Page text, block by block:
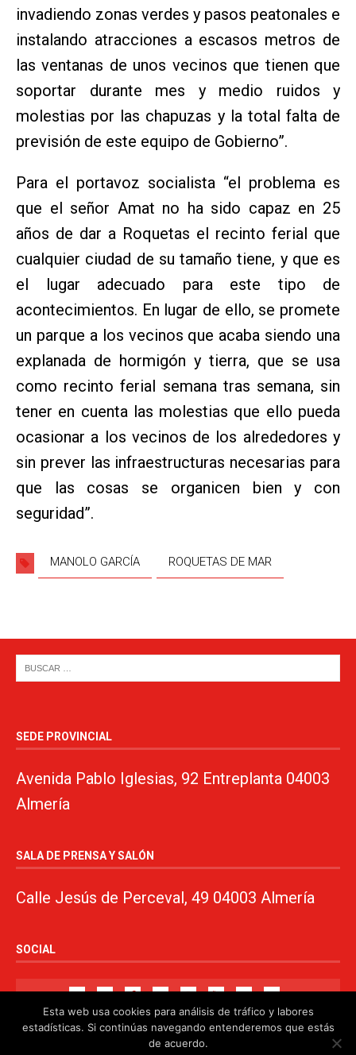
invadiendo zonas verdes y pasos peatonales e
instalando atracciones a escasos metros de
las ventanas de unos vecinos que tienen que
soportar durante mes y medio ruidos y
molestias por las chapuzas y la total falta de
previsión de este equipo de Gobierno”.
Para el portavoz socialista “el problema es
que el señor Amat no ha sido capaz en 25
años de dar a Roquetas el recinto ferial que
cualquier ciudad de su tamaño tiene, y que es
el lugar adecuado para este tipo de
acontecimientos. En lugar de ello, se promete
un parque a los vecinos que acaba siendo una
explanada de hormigón y tierra, que se usa
como recinto ferial semana tras semana, sin
tener en cuenta las molestias que ello pueda
ocasionar a los vecinos de los alrededores y
sin prever las infraestructuras necesarias para
que las cosas se organicen bien y con
seguridad”.
MANOLO GARCÍA ROQUETAS DE MAR
SEDE PROVINCIAL
Avenida Pablo Iglesias, 92 Entreplanta 04003
Almería
SALA DE PRENSA Y SALÓN
Calle Jesús de Perceval, 49 04003 Almería
SOCIAL
Esta web usa cookies para análisis de tráfico y labores
estadísticas. Si continúas navegando entenderemos que estás
de acuerdo.